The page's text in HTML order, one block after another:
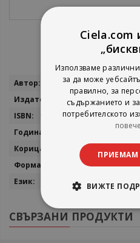
Повече
Ирене Вайехо
Колибри
9786190211990
електронна книга
български
СВЪРЗАНИ ПРОДУКТИ
Ciela.com
Използваме различни
за да може
правилно, за
съдържанието и
потребителското
ПРИЕМАМ
ВИЖТЕ